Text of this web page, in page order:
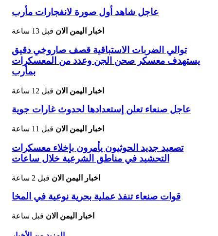
عاجل شاهد أول صورة لانفجارات مأرب
اخبار اليمن الان قبل 13 ساعة
توالي الضربات الاستباقية قصف صاروخي دقيق
يستهدف معسكر صحن الجن وعدد من المعسكرات
بمأرب
اخبار اليمن الان قبل 12 ساعة
عاجل صنعاء تعلن إستعدادها لحدوث غارات جوية
اخبار اليمن الان قبل 11 ساعة
تصعيد جديد الحوثيون يأمرون بإخلاء معسكرات
التحشيد في مناطق الشرعية خلال ساعات
اخبار اليمن الان قبل 2 ساعة
قوات صنعاء تنفذ عملية بحرية نوعية في المخا
اخبار اليمن الان قبل ساعة